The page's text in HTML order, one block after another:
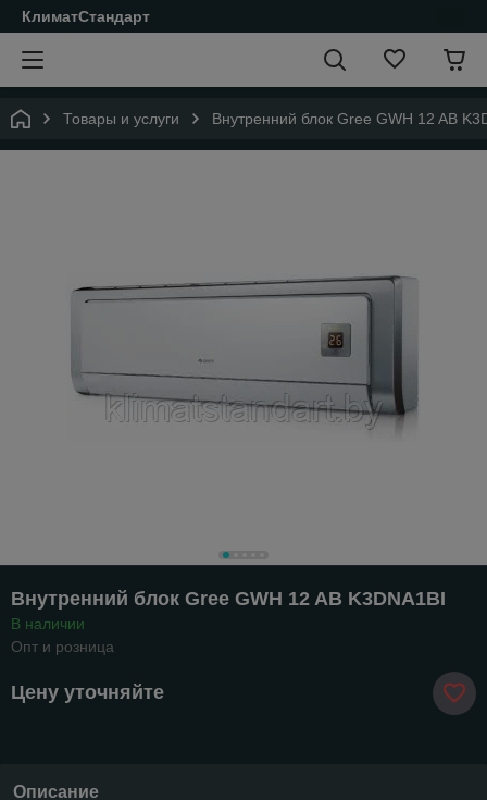
КлиматСтандарт
Товары и услуги Внутренний блок Gree GWH 12 AB
Внутренний блок Gree GWH 12 AB K3DNA1BI
В наличии
Опт и розница
Цену уточняйте
Описание